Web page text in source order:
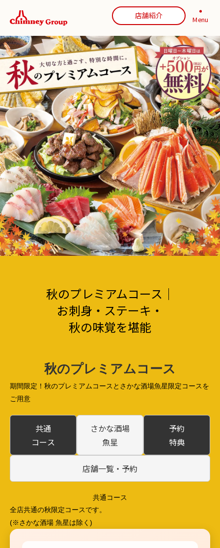
店舗紹介 Menu
秋のプレミアムコース｜
お刺身・ステーキ・
秋の味覚を堪能
秋のプレミアムコース
期間限定！秋のプレミアムコースとさかな酒場魚星限定コースを
ご用意
共通
コース
さかな酒場
魚星
予約
特典
店舗一覧・予約
共通コース
全店共通の秋限定コースです。
(※さかな酒場 魚星は除く)